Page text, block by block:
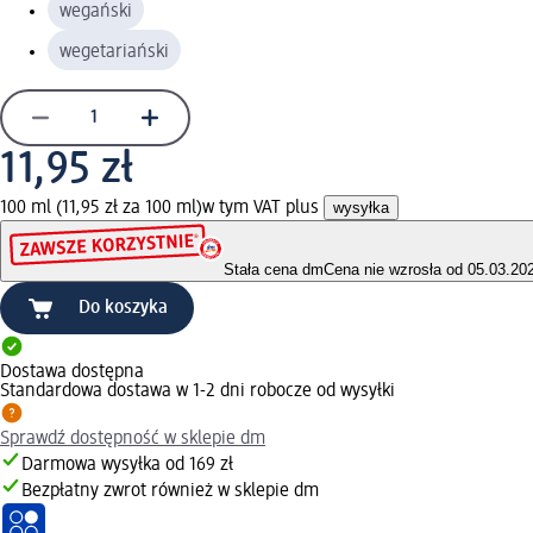
wegański
wegetariański
11,95 zł
100 ml (11,95 zł za 100 ml)w tym VAT plus wysyłka
Stała cena dmCena nie wzrosła od
Do koszyka
Dostawa dostępna
Standardowa dostawa w 1-2 dni robocze od wysyłki
Sprawdź dostępność w sklepie dm
Darmowa wysyłka od 169 zł
Bezpłatny zwrot również w sklepie dm